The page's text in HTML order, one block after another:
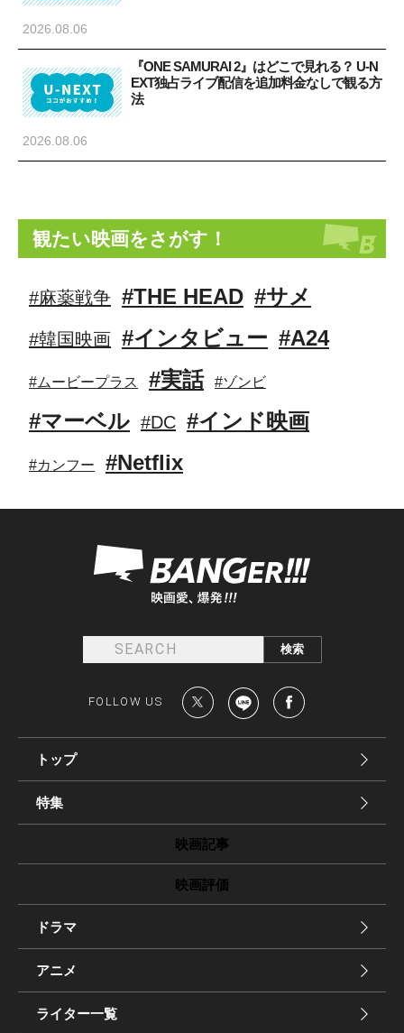
2026.08.06
『ONE SAMURAI 2』はどこで見れる？ U-N
EXT独占ライブ配信を追加料金なしで観る方
法
2026.08.06
観たい映画をさがす！
#麻薬戦争 #THE HEAD #サメ
#韓国映画 #インタビュー #A24
#ムービープラス #実話 #ゾンビ
#マーベル #DC #インド映画
#カンフー #Netflix
FOLLOW US
トップ
特集
映画記事
映画評価
ドラマ
アニメ
ライター一覧